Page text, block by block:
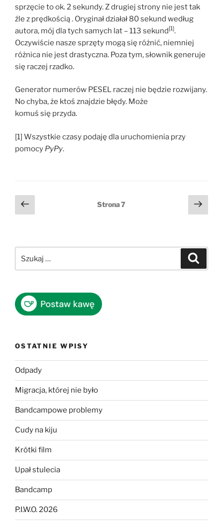
sprzęcie to ok. 2 sekundy. Z drugiej strony nie jest tak
źle z prędkością . Oryginał działał 80 sekund według
autora, mój dla tych samych lat – 113 sekund[1].
Oczywiście nasze sprzęty mogą się różnić, niemniej
różnica nie jest drastyczna. Poza tym, słownik generuje
się raczej rzadko.
Generator numerów PESEL raczej nie będzie rozwijany.
No chyba, że ktoś znajdzie błędy. Może
komuś się przyda.
[1] Wszystkie czasy podaję dla uruchomienia przy
pomocy PyPy.
Stronicowanie
wpisów
Poprzednia
strona
Strona7
OSTATNIE WPISY
Odpady
Migracja, której nie było
Bandcampowe problemy
Cudy na kiju
Krótki film
Upał stulecia
Bandcamp
P.I.W.O. 2026